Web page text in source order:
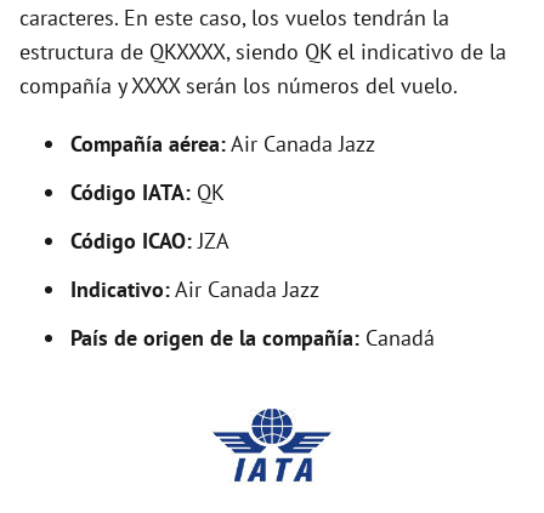
i
d
caracteres. En este caso, los vuelos tendrán la
estructura de QKXXXX, siendo QK el indicativo de la
compañía y XXXX serán los números del vuelo.
Compañía aérea:Air Canada Jazz
Código IATA: QK
Código ICAO:JZA
Indicativo:Air Canada Jazz
País de origen de la compañía: Canadá